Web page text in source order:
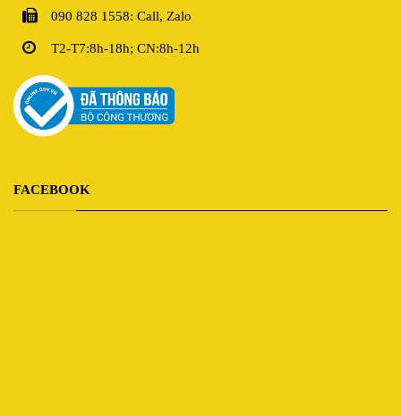
090 828 1558: Call, Zalo
T2-T7:8h-18h; CN:8h-12h
FACEBOOK